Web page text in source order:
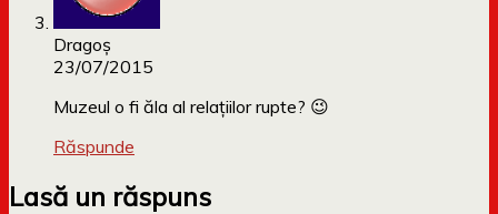
Dragoş
23/07/2015
Muzeul o fi ăla al relaţiilor rupte? 😉
Răspunde
Lasă un răspuns